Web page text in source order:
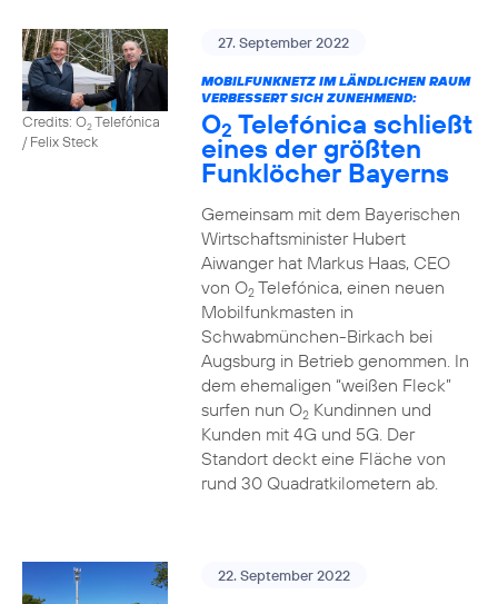
Credits: O2Telefónica
/ Felix Steck
27. September 2022
MOBILFUNKNETZ IM LÄNDLICHEN RAUM
VERBESSERT SICH ZUNEHMEND:
O2 Telefónica schließt
eines der größten
Funklöcher Bayerns
Gemeinsam mit dem Bayerischen
Wirtschaftsminister Hubert
Aiwanger hat Markus Haas, CEO
von O2Telefónica, einen neuen
Mobilfunkmasten in
Schwabmünchen-Birkach bei
Augsburg in Betrieb genommen. In
dem ehemaligen “weißen Fleck”
surfen nun O2Kundinnen und
Kunden mit 4G und 5G. Der
Standort deckt eine Fläche von
rund 30 Quadratkilometern ab.
22. September 2022